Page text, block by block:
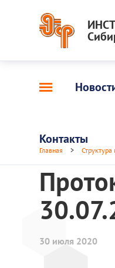
Контакты
Главная > Структура
30 июля 2020